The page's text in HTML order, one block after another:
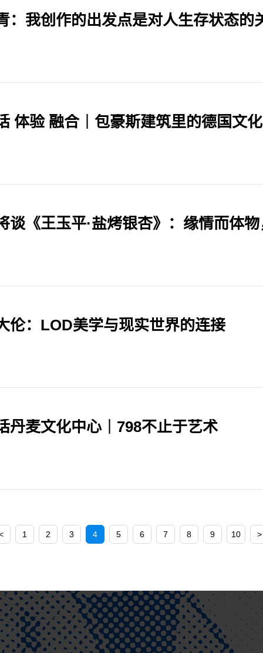
：我创作的出发点是对人生存状态的
体验 融合｜包豪斯建筑里的德国文
谈《王玉平·盐烤银杏》：缘情而体
伦：LOD美学与现实世界的连接
丹麦文化中心｜798不止于艺术
1 2 3 4 5 6 7 8 9 10 >